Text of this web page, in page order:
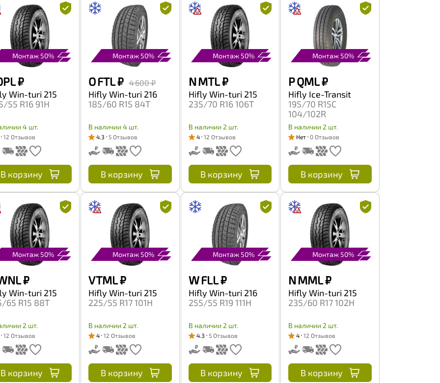
Монтаж 50%
₽
Win-turi 215
55 R16 91H
4 шт.
12 Отзывов
В корзину
Монтаж 50%
O FTL₽ 4 600 ₽
Hifly Win-turi 216
185/60 R15 84T
В наличии 4 шт.
4.3 5 Отзывов
В корзину
Монтаж 50%
N MTL₽
Hifly Win-turi 215
235/70 R16 106T
В наличии 2 шт.
4 12 Отзывов
В корзину
Монтаж 50%
P QML₽
Hifly Ice-Transit
195/70 R15C
104/102R
В наличии 2 шт.
Нет 0 Отзывов
В корзину
Монтаж 50%
₽
Win-turi 215
65 R15 88T
2 шт.
12 Отзывов
В корзину
Монтаж 50%
V TML₽
Hifly Win-turi 215
225/55 R17 101H
В наличии 2 шт.
4 12 Отзывов
В корзину
Монтаж 50%
W FLL₽
Hifly Win-turi 216
255/55 R19 111H
В наличии 2 шт.
4.3 5 Отзывов
В корзину
Монтаж 50%
N MML₽
Hifly Win-turi 215
235/60 R17 102H
В наличии 2 шт.
4 12 Отзывов
В корзину